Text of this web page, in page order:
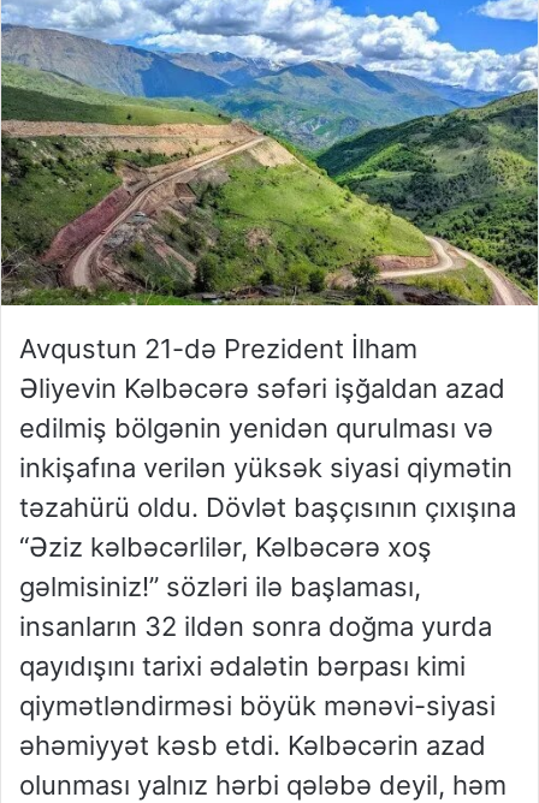
Avqustun 21-də Prezident İlham
Əliyevin Kəlbəcərə səfəri işğaldan azad
edilmiş bölgənin yenidən qurulması və
inkişafına verilən yüksək siyasi qiymətin
təzahürü oldu. Dövlət başçısının çıxışına
“Əziz kəlbəcərlilər, Kəlbəcərə xoş
gəlmisiniz!” sözləri ilə başlaması,
insanların 32 ildən sonra doğma yurda
qayıdışını tarixi ədalətin bərpası kimi
qiymətləndirməsi böyük mənəvi-siyasi
əhəmiyyət kəsb etdi. Kəlbəcərin azad
olunması yalnız hərbi qələbə deyil, həm